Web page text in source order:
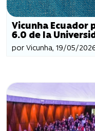
Vicunha Ecuador
6.0 de la
por Vicunha, 19/05/